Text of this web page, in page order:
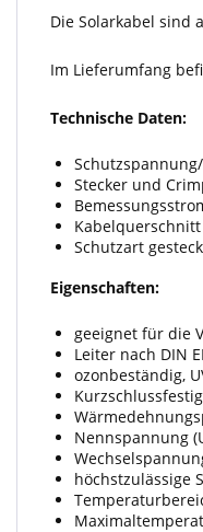
Die Solarkabel sind
Im Lieferumfang
Technische Daten:
Stecker und
Kabelquerschnitt
Schutzart
Eigenschaften:
geeignet für die
Leiter nach DIN
ozonbeständig,
Nennspannung
höchstzulässige